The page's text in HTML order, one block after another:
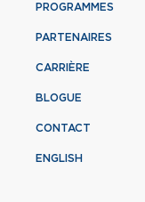
PROGRAMMES
PARTENAIRES
CARRIÈRE
BLOGUE
CONTACT
ENGLISH